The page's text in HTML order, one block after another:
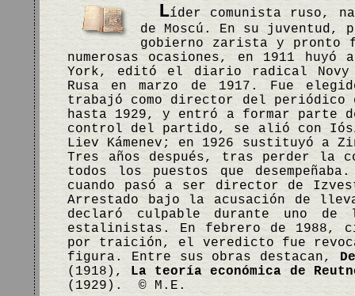
Líder comunista ruso,
de Moscú. En su
gobierno zarista y pronto
numerosas ocasiones, en 1911
York, editó el diario radical Novy
Rusa en marzo de 1917. Fue
trabajó como director del periódico
hasta 1929, y entró a formar parte
control del partido, se alió con
Liev Kámenev; en 1926 sustituyó
Tres años después, tras perder la
todos los puestos que
cuando pasó a ser director de
Arrestado bajo la acusación de
declaró culpable durante uno
estalinistas. En febrero de 1988,
por traición, el veredicto fue
figura. Entre sus obras destacan,
(1918), La teoría económica de
(1929). © M.E.